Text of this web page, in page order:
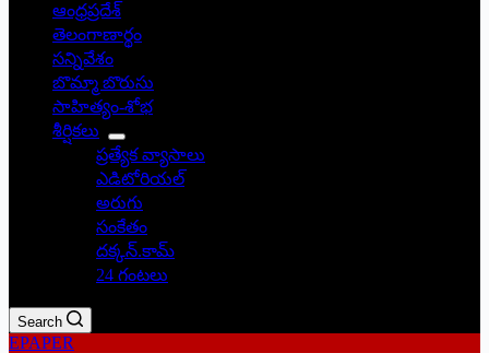
ఆంధ్రప్రదేశ్
తెలంగాణార్థం
సన్నివేశం
బొమ్మా బొరుసు
సాహిత్యం-శోభ
శీర్షికలు
ప్రత్యేక వ్యాసాలు
ఎడిటోరియల్
అరుగు
సంకేతం
దక్కన్.కామ్
24 గంటలు
Search
EPAPER